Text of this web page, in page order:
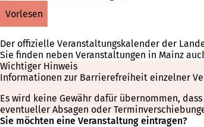
vorlesen
Der offizielle Veranstaltungskalender der
Sie finden neben Veranstaltungen in Mainz
Wichtiger Hinweis
Informationen zur Barrierefreiheit einzelner
Es wird keine Gewähr dafür übernommen,
eventueller Absagen oder
Sie möchten eine Veranstaltung eintragen?